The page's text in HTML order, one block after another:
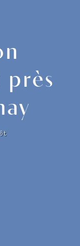
près